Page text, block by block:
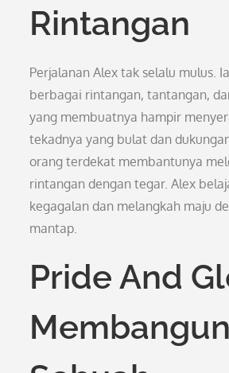
Rintangan
Perjalanan Alex tak selalu mulus.
berbagai rintangan, tantangan,
yang membuatnya hampir
tekadnya yang bulat dan
orang terdekat membantunya
rintangan dengan tegar. Alex
kegagalan dan melangkah maju
mantap.
Pride And
Membangun